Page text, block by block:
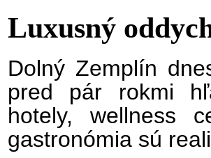
Luxusný
Dolný Zemplín
pred pár rokmi
hotely, wellness
gastronómia sú